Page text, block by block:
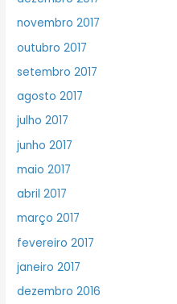
novembro 2017
outubro 2017
setembro 2017
agosto 2017
julho 2017
junho 2017
maio 2017
abril 2017
março 2017
fevereiro 2017
janeiro 2017
dezembro 2016